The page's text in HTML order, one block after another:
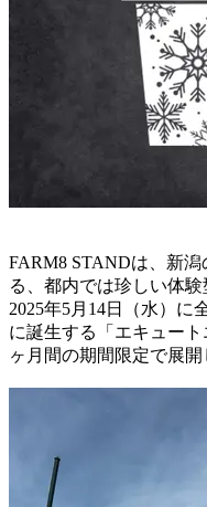
FARM8 STANDは、新
る、都内では珍しい体験
2025年5月14日（水）に
に誕生する「エキュー
ヶ月間の期間限定で展開